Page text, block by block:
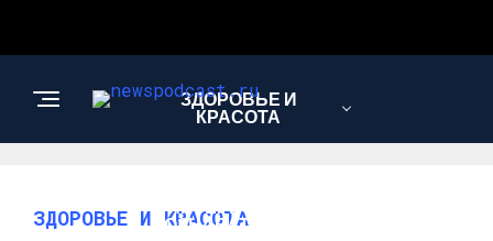
ЗДОРОВЬЕ И
КРАСОТА
ИНТЕРЕСНОЕ И
ПОЗНАВАТЕЛЬНОЕ
ЗДОРОВЬЕ И КРАСОТА